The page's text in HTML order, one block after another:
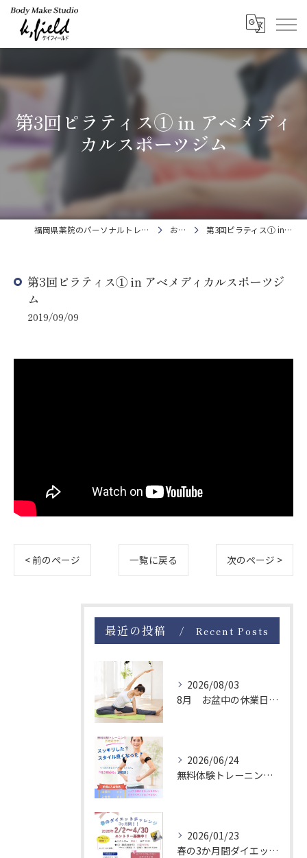
第3回ピラティス① in アベメディ
カルスポーツジム
福岡県薬院のパーソナルトレーニングならBody Make Studio k.field お知らせ 第3回ピラティス① in アベメディカルスポーツジム
第3回ピラティス① in アベメディカルスポーツジ
ム
2019/09/09
< 前のページ 一覧に戻る 次のページ >
最近の投稿 Recent Posts
2026/08/03
8月 お盆中の休業日について
2026/06/24
無料体験トレーニングキャンペーンを実施中
2026/01/23
春の3か月間ダイエットチャレンジ！エントリー募集中